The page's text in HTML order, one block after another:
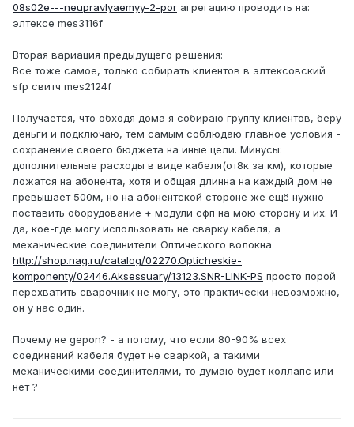
08s02e---neupravlyaemyy-2-por агрегацию проводить на:
элтексе mes3116f
Вторая вариация предыдущего решения:
Все тоже самое, только собирать клиентов в элтексовский
sfp свитч mes2124f
Получается, что обходя дома я собираю группу клиентов, беру
деньги и подключаю, тем самым соблюдаю главное условия -
сохранение своего бюджета на иные цели. Минусы:
дополнительные расходы в виде кабеля(от8к за км), которые
ложатся на абонента, хотя и общая длинна на каждый дом не
превышает 500м, но на абонентской стороне же ещё нужно
поставить оборудование + модули сфп на мою сторону и их. И
да, кое-где могу использовать не сварку кабеля, а
механические соединители Оптического волокна
http://shop.nag.ru/catalog/02270.Opticheskie-
komponenty/02446.Aksessuary/13123.SNR-LINK-PS просто порой
перехватить сварочник не могу, это практически невозможно,
он у нас один.
Почему не gepon? - а потому, что если 80-90% всех
соединений кабеля будет не сваркой, а такими
механическими соединителями, то думаю будет коллапс или
нет ?